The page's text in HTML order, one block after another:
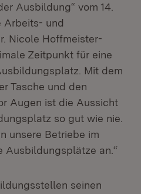
Ausbildung“ vom 14.
Arbeits- und
Nicole Hoffmeister-
Zeitpunkt für eine
Mit dem
Tasche und den
Augen ist die Aussicht
so gut wie nie.
unsere Betriebe im
Ausbildungsplätze an.“
seinen